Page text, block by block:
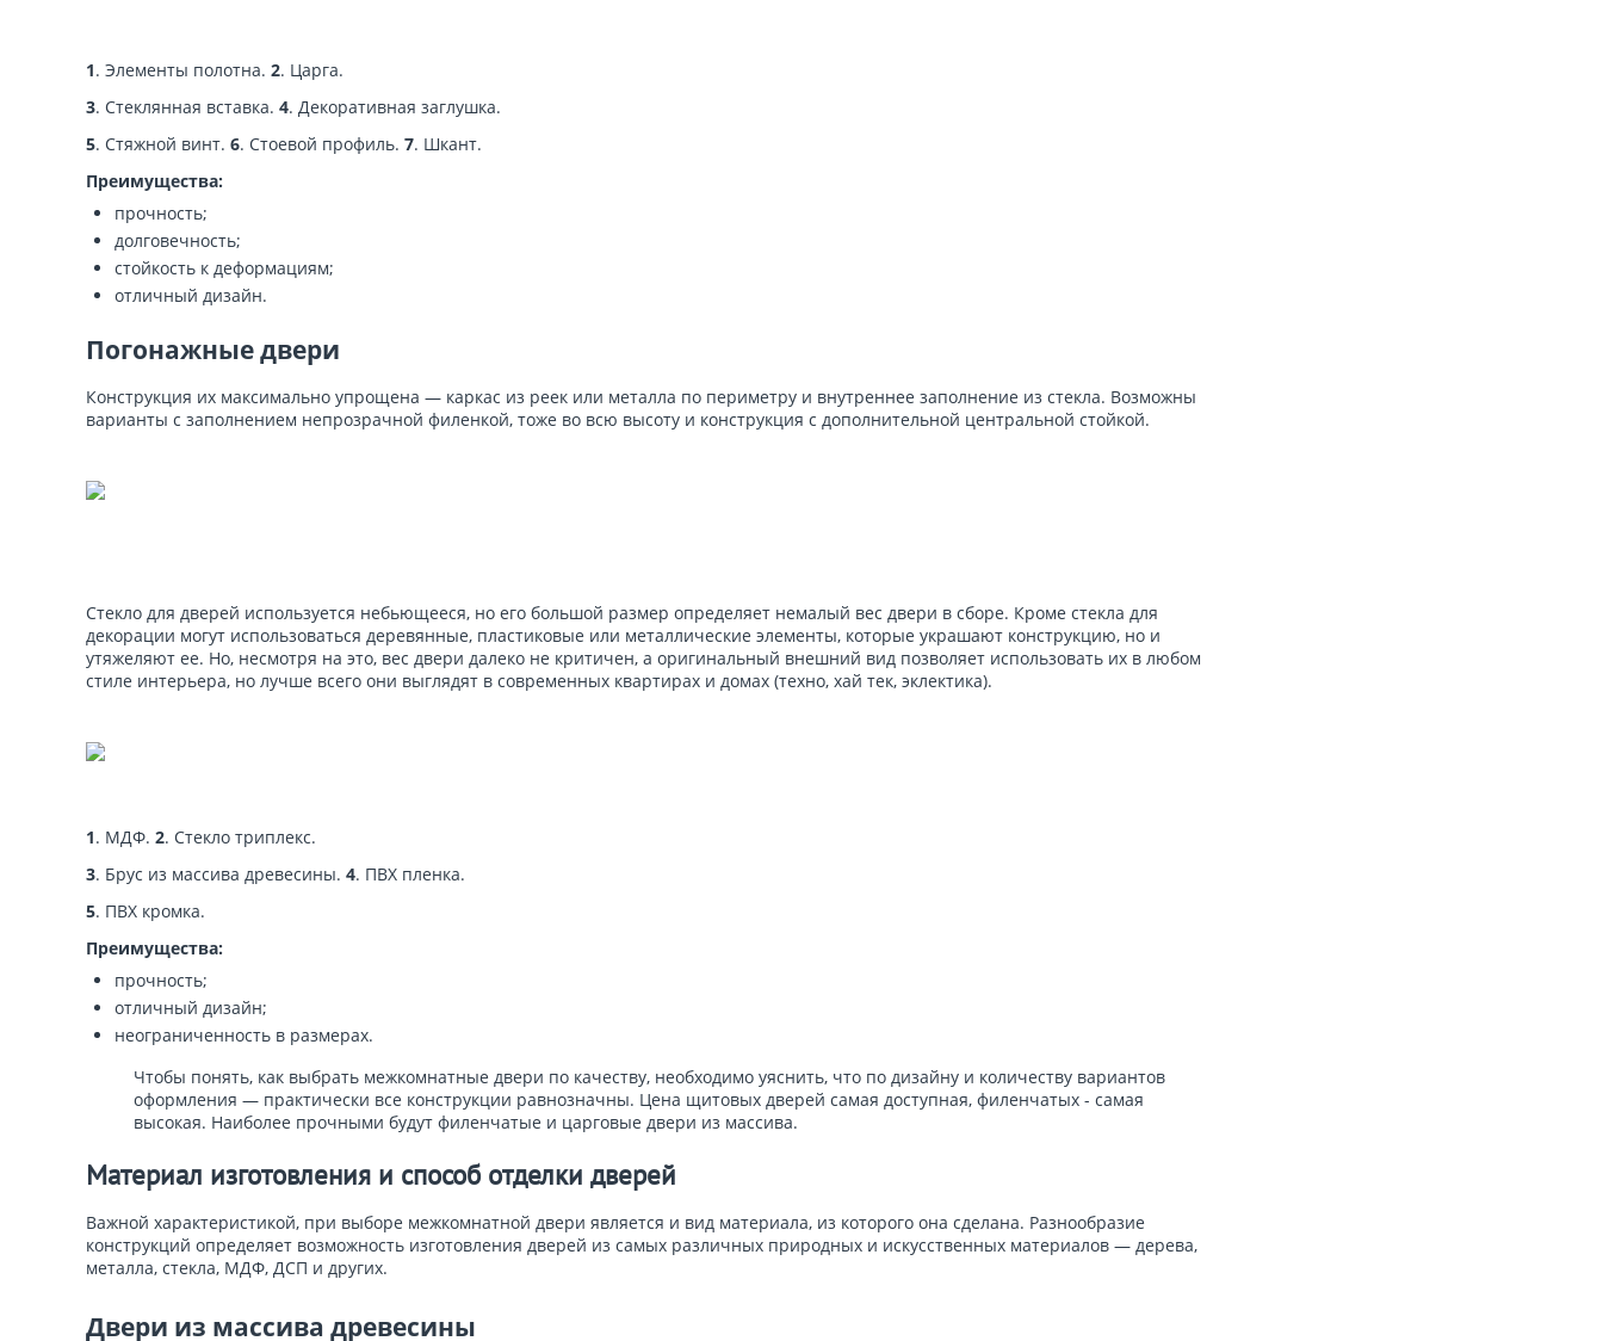
1. Элементы полотна. 2. Царга.
3. Стеклянная вставка. 4. Декоративная заглушка.
5. Стяжной винт. 6. Стоевой профиль. 7. Шкант.
Преимущества:
прочность;
долговечность;
стойкость к деформациям;
отличный дизайн.
Погонажные двери
Конструкция их максимально упрощена — каркас из реек или металла по периметру и внутреннее заполнение из стекла. Возможны
варианты с заполнением непрозрачной филенкой, тоже во всю высоту и конструкция с дополнительной центральной стойкой.
Стекло для дверей используется небьющееся, но его большой размер определяет немалый вес двери в сборе. Кроме стекла для
декорации могут использоваться деревянные, пластиковые или металлические элементы, которые украшают конструкцию, но и
утяжеляют ее. Но, несмотря на это, вес двери далеко не критичен, а оригинальный внешний вид позволяет использовать их в любом
стиле интерьера, но лучше всего они выглядят в современных квартирах и домах (техно, хай тек, эклектика).
1. МДФ. 2. Стекло триплекс.
3. Брус из массива древесины. 4. ПВХ пленка.
5. ПВХ кромка.
Преимущества:
прочность;
отличный дизайн;
неограниченность в размерах.
Чтобы понять, как выбрать межкомнатные двери по качеству, необходимо уяснить, что по дизайну и количеству вариантов
оформления — практически все конструкции равнозначны. Цена щитовых дверей самая доступная, филенчатых - самая
высокая. Наиболее прочными будут филенчатые и царговые двери из массива.
Материал изготовления и способ отделки дверей
Важной характеристикой, при выборе межкомнатной двери является и вид материала, из которого она сделана. Разнообразие
конструкций определяет возможность изготовления дверей из самых различных природных и искусственных материалов — дерева,
металла, стекла, МДФ, ДСП и других.
Двери из массива древесины